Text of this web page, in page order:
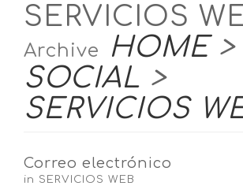
SERVICIOS
Archive HOME>
SOCIAL >
SERVICIOS
Correo electrónico
in SERVICIOS WEB